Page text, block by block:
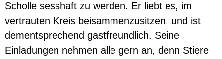
Scholle sesshaft zu werden. Er liebt es, im
vertrauten Kreis beisammenzusitzen, und ist
dementsprechend gastfreundlich. Seine
Einladungen nehmen alle gern an, denn Stiere